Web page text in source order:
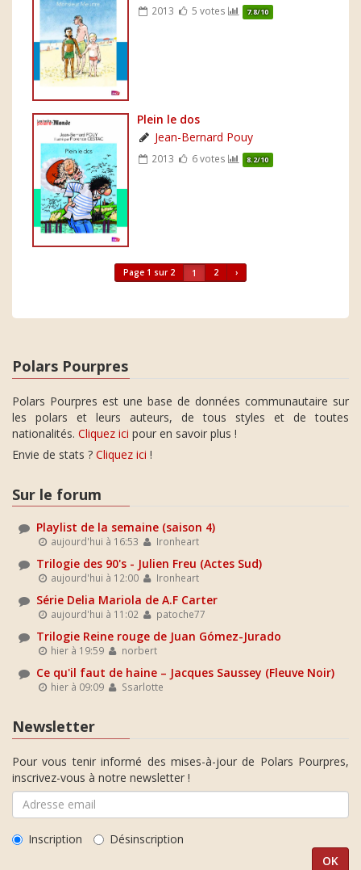
2013 5 votes 7.8/10
Plein le dos
Jean-Bernard Pouy
2013 6 votes 8.2/10
Page 1 sur 2 1 2 ›
Polars Pourpres
Polars Pourpres est une base de données communautaire sur
les polars et leurs auteurs, de tous styles et de toutes
nationalités. Cliquez ici pour en savoir plus !
Envie de stats ? Cliquez ici !
Sur le forum
Playlist de la semaine (saison 4)
aujourd'hui à 16:53 Ironheart
Trilogie des 90's - Julien Freu (Actes Sud)
aujourd'hui à 12:00 Ironheart
Série Delia Mariola de A.F Carter
aujourd'hui à 11:02 patoche77
Trilogie Reine rouge de Juan Gómez-Jurado
hier à 19:59 norbert
Ce qu'il faut de haine – Jacques Saussey (Fleuve Noir)
hier à 09:09 Ssarlotte
Newsletter
Pour vous tenir informé des mises-à-jour de Polars Pourpres,
inscrivez-vous à notre newsletter !
Inscription Désinscription